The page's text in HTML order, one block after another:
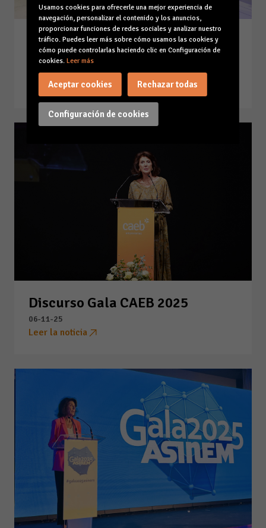
Bienvenida último Patronato
Fundación Impulsa Balears 2025
15-12-25
Leer la noticia
Discurso Gala CAEB 2025
06-11-25
Leer la noticia
Usamos cookies para ofrecerle una mejor experiencia de
navegación, personalizar el contenido y los anuncios,
proporcionar funciones de redes sociales y analizar nuestro
tráfico. Puedes leer más sobre cómo usamos las cookies y
cómo puede controlarlas haciendo clic en Configuración de
cookies. Leer más
Configuración de cookies
Aceptar cookies Rechazar todas